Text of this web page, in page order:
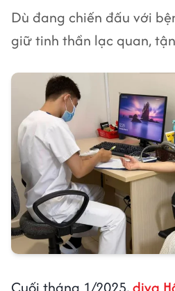
Dù đang chiến đấu với
giữ tinh thần lạc quan,